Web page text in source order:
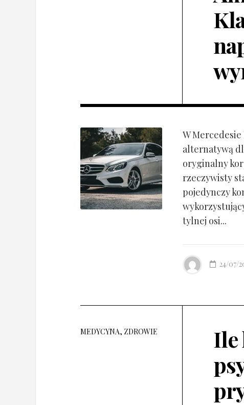
W
alternatywą
oryginalny
rzeczywisty
pojedynczy
tylnej osi...
24/07/
MEDYCYNA, ZDROWIE
Ile